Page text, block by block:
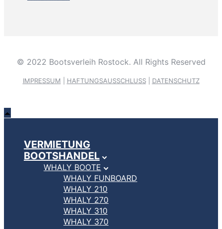
© 2022 Bootsverleih Rostock. All Rights Reserved
IMPRESSUM HAFTUNGSAUSSCHLUSS| DATENSCHUTZ
VERMIETUNG
BOOTSHANDEL
WHALY BOOTE
WHALY FUNBOARD
WHALY 210
WHALY 270
WHALY 310
WHALY 370